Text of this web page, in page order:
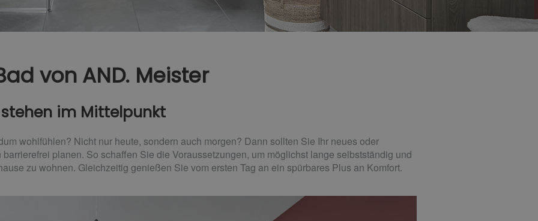
von AND. Meister
im Mittelpunkt
wohlfühlen? Nicht nur heute, sondern auch morgen? Dann sollten Sie Ihr neues oder
planen. So schaffen Sie die Voraussetzungen, um möglichst lange selbstständig und
zu wohnen. Gleichzeitig genießen Sie vom ersten Tag an ein spürbares Plus an Komfort.